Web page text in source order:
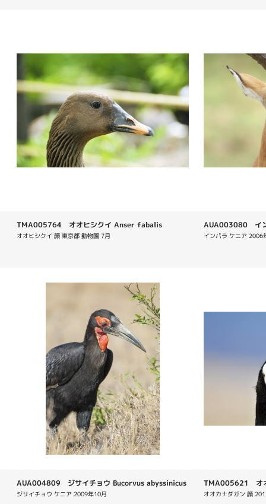
TMA005764 オオヒシクイ Anser fabalis
オオヒシクイ 顔 東京都 動物園 7月
AUA003080 イ
インパラ ケニア 2006
AUA004809 ジサイチョウ Bucorvus abyssinicus
ジサイチョウ ケニア 2009年10月
TMA005621 オ
オオカナダガン 顔